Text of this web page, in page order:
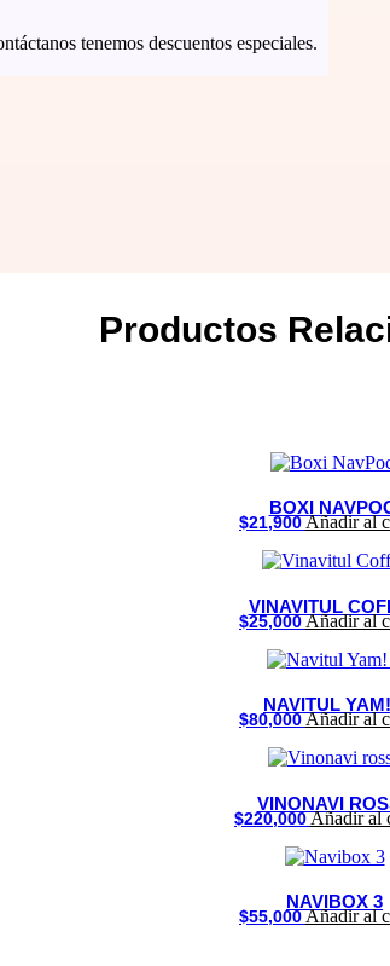
tenemos descuentos especiales.
Productos
BOXI
$21,900Añadir al
VINAVITUL
$25,000Añadir al
NAVITUL
$80,000Añadir al
VINONAVI
$220,000Añadir al
NAVIBOX 3
$55,000Añadir al